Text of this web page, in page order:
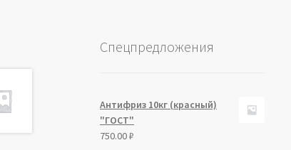
Спецпредложения
Антифриз 10кг (красный)
"ГОСТ"
750.00₽